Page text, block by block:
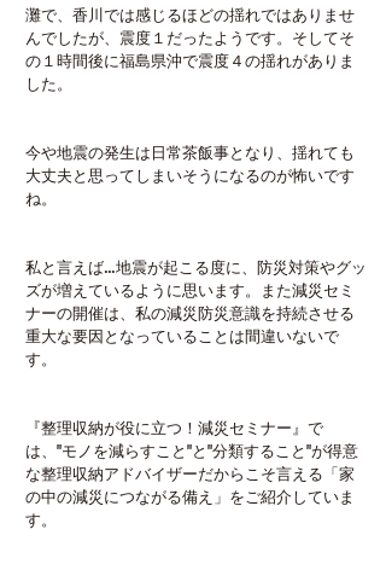
灘で、香川では感じるほどの揺れではありませ
んでしたが、震度１だったようです。そしてそ
の１時間後に福島県沖で震度４の揺れがありま
した。
今や地震の発生は日常茶飯事となり、揺れても
大丈夫と思ってしまいそうになるのが怖いです
ね。
私と言えば…地震が起こる度に、防災対策やグッ
ズが増えているように思います。また減災セミ
ナーの開催は、私の減災防災意識を持続させる
重大な要因となっていることは間違いないで
す。
『整理収納が役に立つ！減災セミナー』で
は、"モノを減らすこと"と"分類すること"が得意
な整理収納アドバイザーだからこそ言える「家
の中の減災につながる備え」をご紹介していま
す。